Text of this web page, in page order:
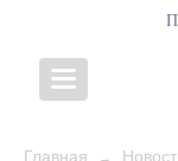
Главная →